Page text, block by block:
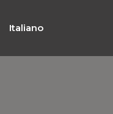
Italiano